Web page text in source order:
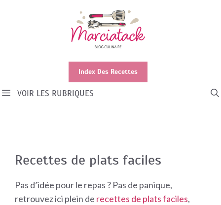
Index Des Recettes
VOIR LES RUBRIQUES
Recettes de plats faciles
Pas d’idée pour le repas ? Pas de panique,
retrouvez ici plein de recettes de plats faciles,